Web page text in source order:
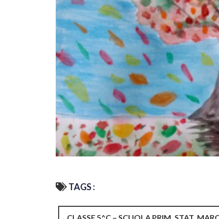
TAGS :